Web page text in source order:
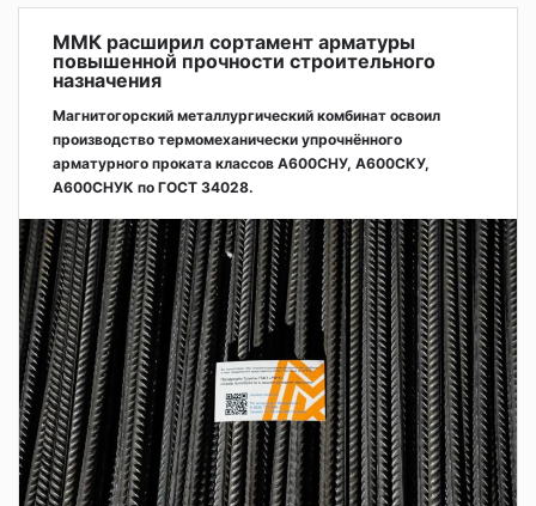
ММК расширил сортамент арматуры
повышенной прочности строительного
назначения
Магнитогорский металлургический комбинат освоил
производство термомеханически упрочнённого
арматурного проката классов А600СНУ, А600СКУ,
А600СНУК по ГОСТ 34028.